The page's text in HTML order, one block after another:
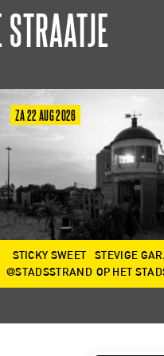
STRAATJE
ZA 22 AUG 2026
STICKY SWEET
@STADSSTRAND
STEVIGE
OP HET